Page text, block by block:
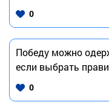
0
Победу можно
если выбрать
0